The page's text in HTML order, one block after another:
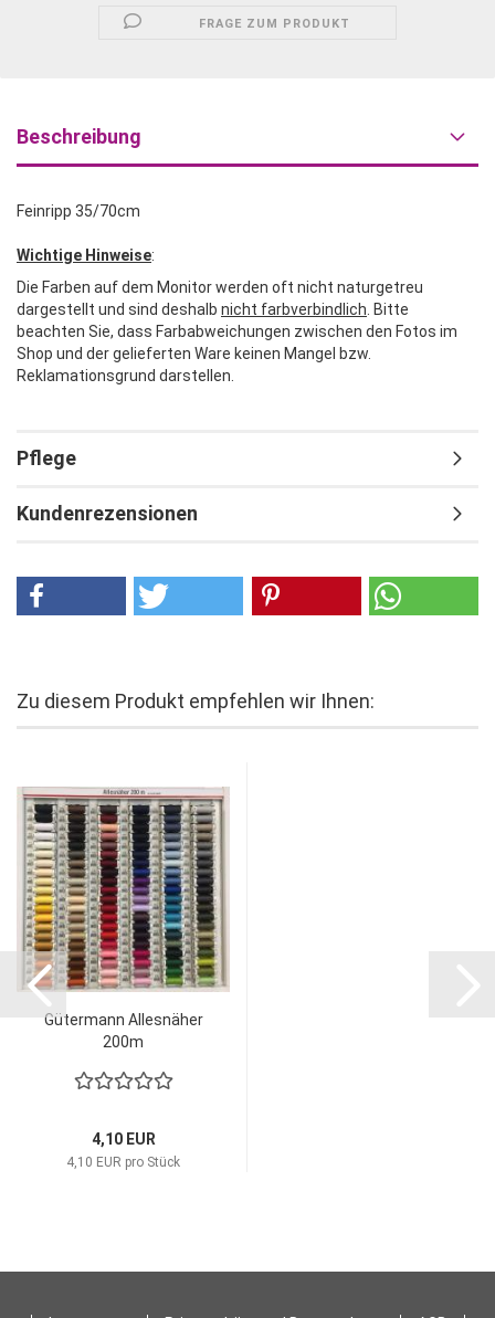
FRAGE ZUM PRODUKT
Beschreibung
Feinripp 35/70cm
Wichtige Hinweise:
Die Farben auf dem Monitor werden oft nicht naturgetreu
dargestellt und sind deshalb nicht farbverbindlich . Bitte
beachten Sie, dass Farbabweichungen zwischen den Fotos im
Shop und der gelieferten Ware keinen Mangel bzw.
Reklamationsgrund darstellen.
Pflege
Kundenrezensionen
Zu diesem Produkt empfehlen wir Ihnen:
Gütermann Allesnäher
200m
4,10 EUR
4,10 EUR pro Stück